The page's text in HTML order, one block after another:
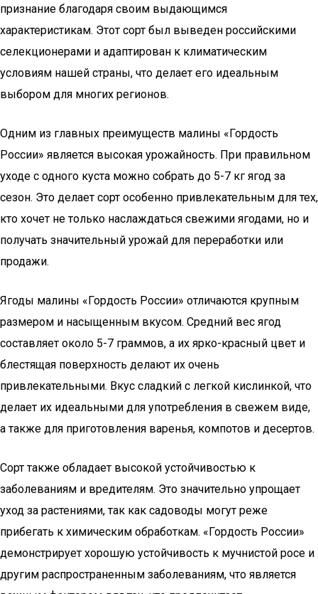
признание благодаря своим выдающимся
характеристикам. Этот сорт был выведен российскими
селекционерами и адаптирован к климатическим
условиям нашей страны, что делает его идеальным
выбором для многих регионов.
Одним из главных преимуществ малины «Гордость
России» является высокая урожайность. При правильном
уходе с одного куста можно собрать до 5-7 кг ягод за
сезон. Это делает сорт особенно привлекательным для тех,
кто хочет не только наслаждаться свежими ягодами, но и
получать значительный урожай для переработки или
продажи.
Ягоды малины «Гордость России» отличаются крупным
размером и насыщенным вкусом. Средний вес ягод
составляет около 5-7 граммов, а их ярко-красный цвет и
блестящая поверхность делают их очень
привлекательными. Вкус сладкий с легкой кислинкой, что
делает их идеальными для употребления в свежем виде,
а также для приготовления варенья, компотов и десертов.
Сорт также обладает высокой устойчивостью к
заболеваниям и вредителям. Это значительно упрощает
уход за растениями, так как садоводы могут реже
прибегать к химическим обработкам. «Гордость России»
демонстрирует хорошую устойчивость к мучнистой росе и
другим распространенным заболеваниям, что является